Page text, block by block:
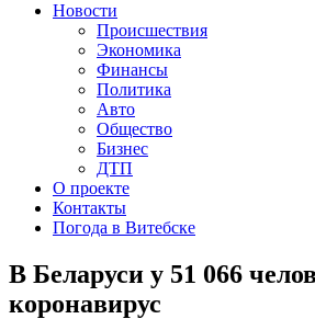
Новости
Происшествия
Экономика
Финансы
Политика
Авто
Общество
Бизнес
ДТП
О проекте
Контакты
Погода в Витебске
В Беларуси у 51 066
коронавирус